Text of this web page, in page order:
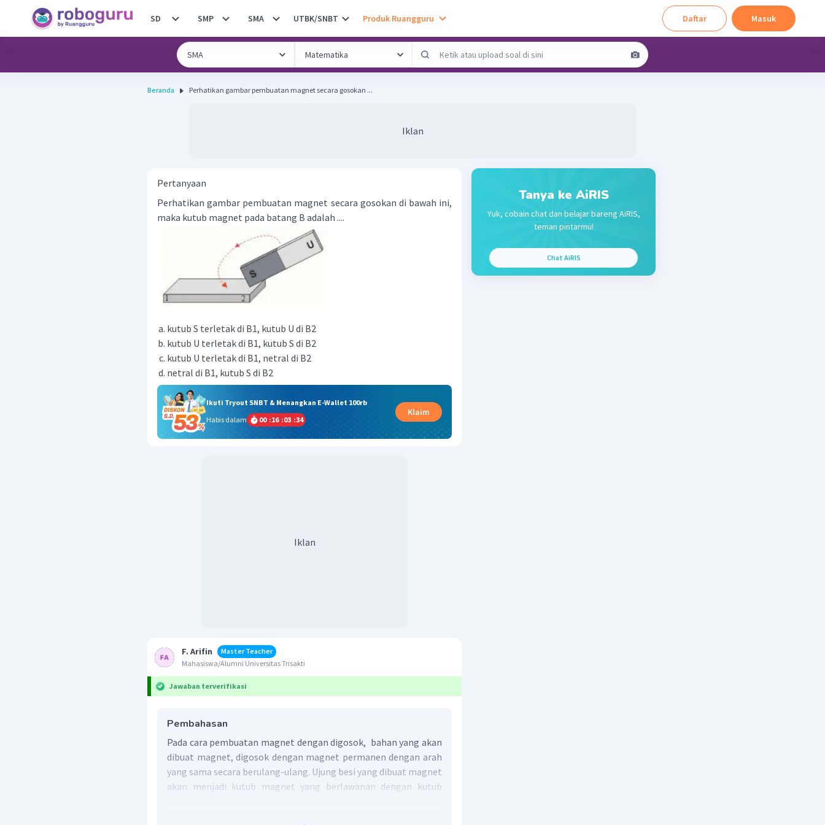
SD SMP SMA UTBK/SNBT Produk Ruangguru Daftar Masuk
Beranda Perhatikan gambar pembuatan magnet secara gosokan ...
Iklan
Pertanyaan
Perhatikan gambar pembuatan magnet secara gosokan di bawah ini,
maka kutub magnet pada batang B adalah ....
kutub S terletak di B1, kutub U di B2
kutub U terletak di B1, kutub S di B2
kutub U terletak di B1, netral di B2
netral di B1, kutub S di B2
Ikuti Tryout SNBT & Menangkan E-Wallet 100rb
Habis dalam
00 :16 :03 :33
Klaim
Iklan
F. Arifin
Master Teacher
Mahasiswa/Alumni Universitas Trisakti
Jawaban terverifikasi
Pembahasan
Pada cara pembuatan magnet dengan digosok, bahan yang akan
dibuat magnet, digosok dengan magnet permanen dengan arah
yang sama secara berulang-ulang. Ujung besi yang dibuat magnet
akan menjadi kutub magnet yang berlawanan dengan kutub
Tanya ke AiRIS
Yuk, cobain chat dan belajar bareng AiRIS,
teman pintarmu!
Chat AiRIS